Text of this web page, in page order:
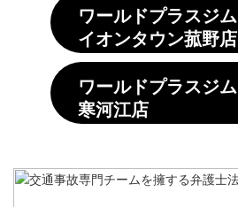
ワールドプラスジム
イオンタウン菰野店
ワールドプラスジム
寒河江店